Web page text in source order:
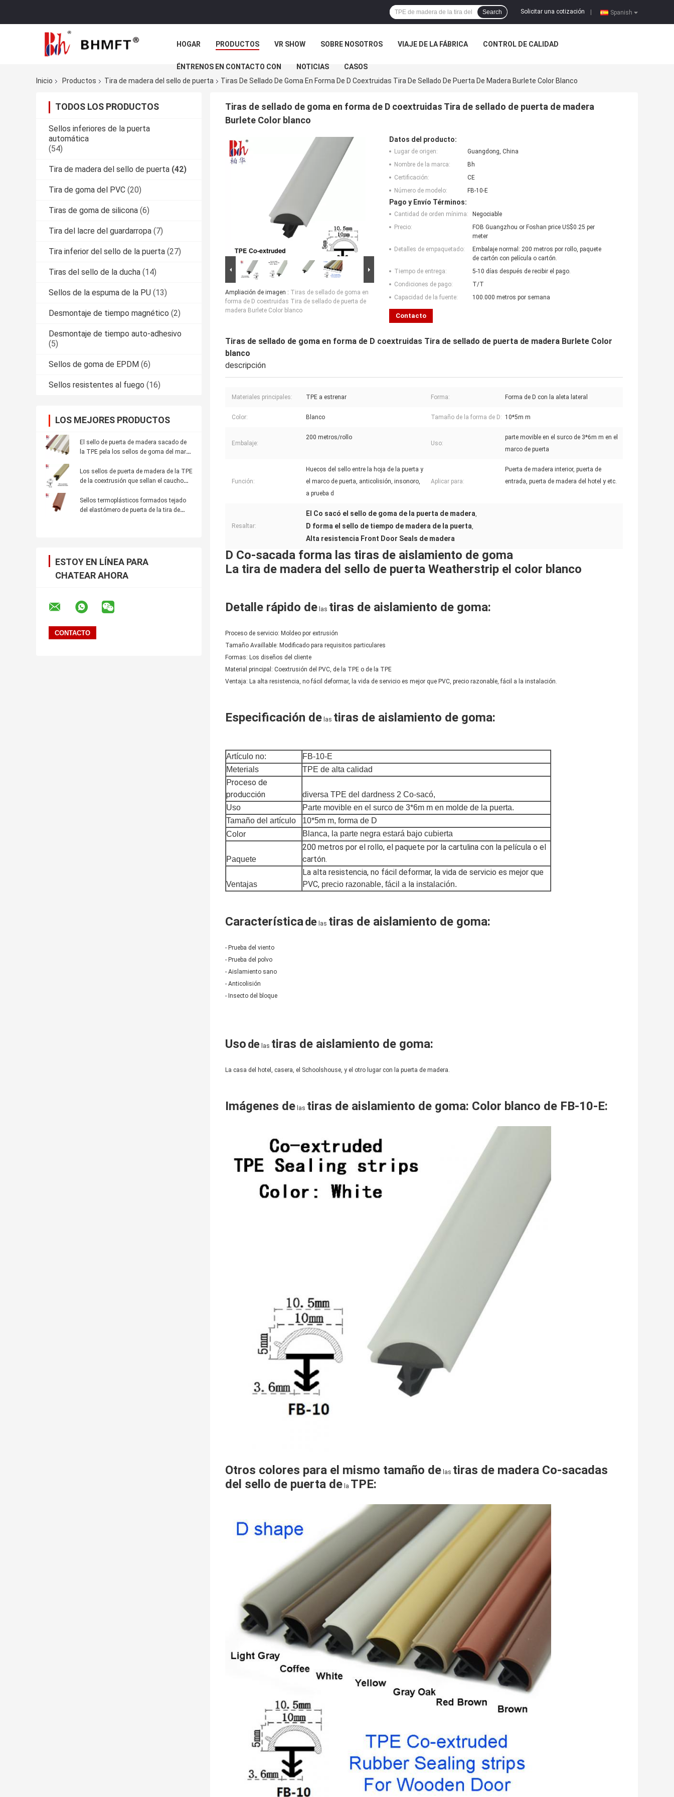
Spanish
Solicitar una cotización
Search
HOGAR PRODUCTOS VR SHOW SOBRE NOSOTROS VIAJE DE LA FÁBRICA CONTROL DE CALIDAD
ÉNTRENOS EN CONTACTO CON NOTICIAS
CASOS
Inicio
Productos Tira de madera del sello de puerta Tiras De Sellado De Goma En Forma De D Coextruidas Tira De Sellado De Puerta De Madera Burlete Color Blanco
TODOS LOS PRODUCTOS
Sellos inferiores de la puerta
automática
(54)
Tira de madera del sello de puerta (42)
Tira de goma del PVC (20)
Tiras de goma de silicona (6)
Tira del lacre del guardarropa (7)
Tira inferior del sello de la puerta (27)
Tiras del sello de la ducha (14)
Sellos de la espuma de la PU (13)
Desmontaje de tiempo magnético (2)
Desmontaje de tiempo auto-adhesivo
(5)
Sellos de goma de EPDM (6)
Sellos resistentes al fuego (16)
LOS MEJORES PRODUCTOS
El sello de puerta de madera sacado de
la TPE pela los sellos de goma del marco
prueba de polvo Weatherstrips
Los sellos de puerta de madera de la TPE
de la coextrusión que sellan el caucho
Sellos termoplásticos formados tejado
del elastómero de puerta de la tira de
ESTOY EN LÍNEA PARA
CHATEAR AHORA
Tiras de sellado de goma en forma de D coextruidas Tira de sellado de puerta de madera
Burlete Color blanco
Ampliación de imagen : Tiras de sellado de goma en
forma de D coextruidas Tira de sellado de puerta de
madera Burlete Color blanco
Datos del producto:
Lugar de origen:
Guangdong, China
Nombre de la marca:
Bh
Certificación:
CE
Número de modelo:
FB-10-E
Pago y Envío Términos:
Cantidad de orden mínima:
Negociable
Precio:
FOB Guangzhou or Foshan price US$0.25 per
meter
Detalles de empaquetado:
Embalaje normal: 200 metros por rollo, paquete
de cartón con película o cartón.
Tiempo de entrega:
5-10 días después de recibir el pago.
Condiciones de pago:
T/T
Capacidad de la fuente:
100.000 metros por semana
Contacto
Tiras de sellado de goma en forma de D coextruidas Tira de sellado de puerta de madera Burlete Color
blanco
descripción
Materiales principales: TPE a estrenar Forma: Forma de D con la aleta lateral
Color: Blanco Tamaño de la forma de D: 10*5m m
Embalaje:
200 metros/rollo
Uso:
parte movible en el surco de 3*6m m en el
marco de puerta
Función:
Huecos del sello entre la hoja de la puerta y
el marco de puerta, anticolisión, insonoro,
a prueba d
Aplicar para:
Puerta de madera interior, puerta de
entrada, puerta de madera del hotel y etc.
Resaltar:
El Co sacó el sello de goma de la puerta de madera,
D forma el sello de tiempo de madera de la puerta,
Alta resistencia Front Door Seals de madera
D Co-sacada forma las tiras de aislamiento de goma
La tira de madera del sello de puerta Weatherstrip el color blanco
Detalle rápido de las tiras de aislamiento de goma:
Proceso de servicio: Moldeo por extrusión
Tamaño Availlable: Modificado para requisitos particulares
Formas: Los diseños del cliente
Material principal: Coextrusión del PVC, de la TPE o de la TPE
Ventaja: La alta resistencia, no fácil deformar, la vida de servicio es mejor que PVC, precio razonable, fácil a la instalación.
Especificación de las tiras de aislamiento de goma:
Artículo no:
FB-10-E
Meterials
TPE de alta calidad
Proceso de
producción
diversa TPE del dardness 2 Co-sacó,
Uso
Parte movible en el surco de 3*6m m en molde de la puerta.
Tamaño del artículo
10*5m m, forma de D
Color
Blanca, la parte negra estará bajo cubierta
Paquete
200 metros por el rollo, el paquete por la cartulina con la película o el
cartón.
Ventajas
La alta resistencia, no fácil deformar, la vida de servicio es mejor que
PVC, precio razonable, fácil a la instalación.
Característicade las tiras de aislamiento de goma:
- Prueba del viento
- Prueba del polvo
- Aislamiento sano
- Anticolisión
- Insecto del bloque
Uso de las tiras de aislamiento de goma:
La casa del hotel, casera, el Schoolshouse, y el otro lugar con la puerta de madera.
Imágenes de las tiras de aislamiento de goma: Color blanco de FB-10-E:
Otros colores para el mismo tamaño de las tiras de madera Co-sacadas
del sello de puerta de la TPE: